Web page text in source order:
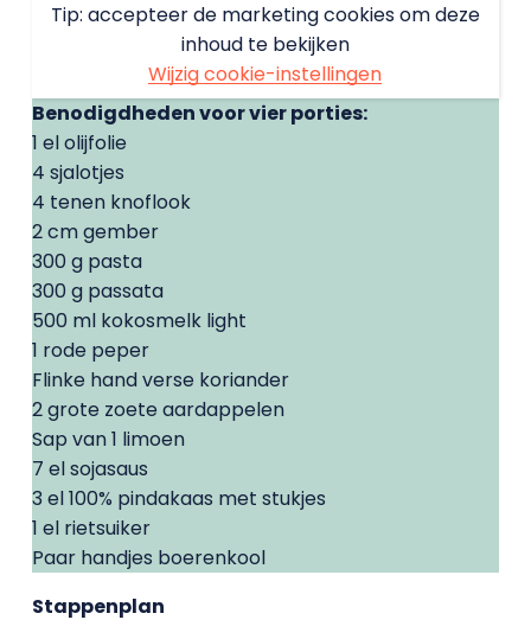
Tip: accepteer de marketing cookies om deze
inhoud te bekijken
Wijzig cookie-instellingen
Benodigdheden voor vier porties:
1 el olijfolie
4 sjalotjes
4 tenen knoflook
2 cm gember
300 g pasta
300 g passata
500 ml kokosmelk light
1 rode peper
Flinke hand verse koriander
2 grote zoete aardappelen
Sap van 1 limoen
7 el sojasaus
3 el 100% pindakaas met stukjes
1 el rietsuiker
Paar handjes boerenkool
Stappenplan